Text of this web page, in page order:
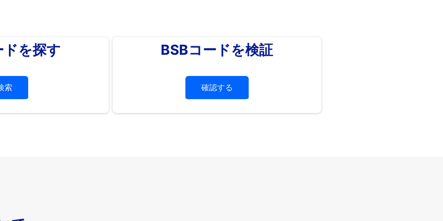
を探す
索
BSBコードを検証
確認する